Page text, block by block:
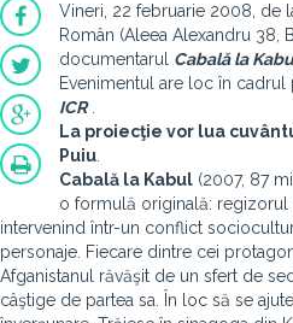
Vineri, 22 februarie 2008, de
Român (Aleea Alexandru 38,
documentarul Cabală la
Evenimentul are loc în cadrul
ICR.
La proiecţie vor lua
Puiu
Cabală la Kabul (2007, 87
o formulă originală: regizorul
intervenind într-un conflict
personaje. Fiecare dintre cei
Afganistanul răvăşit de un sfert de
câştige de partea sa. În loc să se